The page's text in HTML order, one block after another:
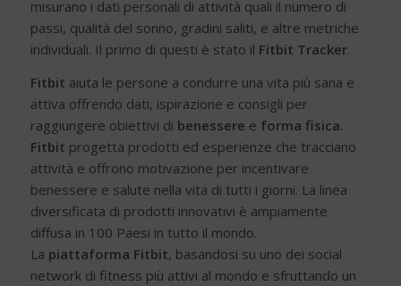
misurano i dati personali di attività quali il numero di
passi, qualità del sonno, gradini saliti, e altre metriche
individuali. Il primo di questi è stato il Fitbit Tracker.
Fitbit aiuta le persone a condurre una vita più sana e
attiva offrendo dati, ispirazione e consigli per
raggiungere obiettivi di benessere e forma fisica.
Fitbit progetta prodotti ed esperienze che tracciano
attività e offrono motivazione per incentivare
benessere e salute nella vita di tutti i giorni. La linea
diversificata di prodotti innovativi è ampiamente
diffusa in 100 Paesi in tutto il mondo.
La piattaforma Fitbit, basandosi su uno dei social
network di fitness più attivi al mondo e sfruttando un